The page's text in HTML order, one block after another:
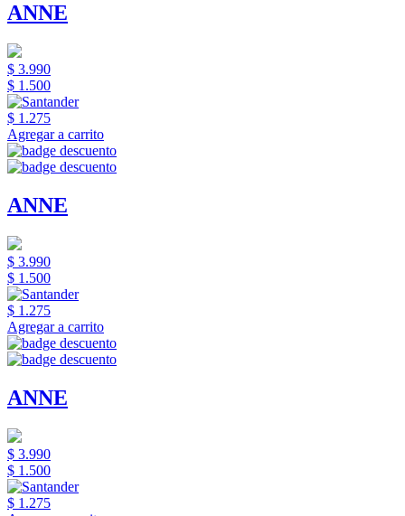
ANNE
$ 3.990
$ 1.500
$ 1.275
Agregar a carrito
ANNE
$ 3.990
$ 1.500
$ 1.275
Agregar a carrito
ANNE
$ 3.990
$ 1.500
$ 1.275